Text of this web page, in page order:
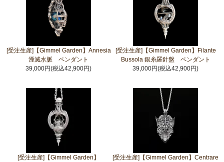
[受注生産]【Gimmel Garden】Annesia
湮滅水脈 ペンダント
39,000円(税込42,900円)
[受注生産]【Gimmel Garden】Filante
Bussola 銀糸羅針盤 ペンダント
39,000円(税込42,900円)
[受注生産]【Gimmel Garden】
[受注生産]【Gimmel Garden】Centrare